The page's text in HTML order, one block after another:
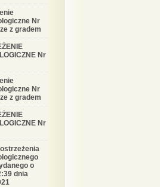
Nr
z gradem
Nr
Nr
z gradem
Nr
o
dnia